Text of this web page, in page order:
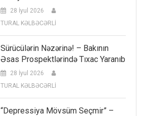
28 İyul 2026
TURAL KƏLBƏCƏRLİ
Sürücülərin Nəzərinə! – Bakının
Əsas Prospektlərində Tıxac Yaranıb
28 İyul 2026
TURAL KƏLBƏCƏRLİ
“Depressiya Mövsüm Seçmir” –